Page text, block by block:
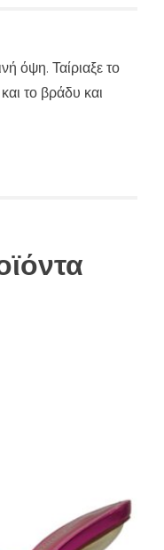
όψη. Ταίριαξε το
το βράδυ και